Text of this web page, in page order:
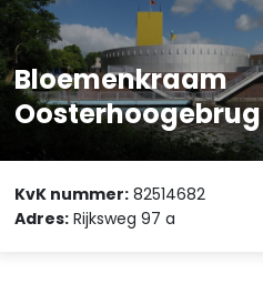
Bloemenkraam
Oosterhoogebrug
KvK nummer: 82514682
Adres: Rijksweg 97 a